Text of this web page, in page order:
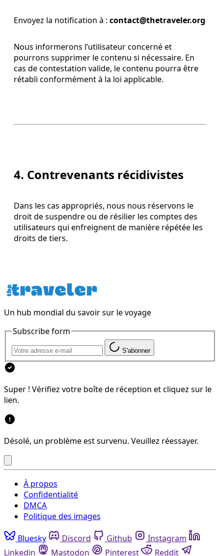
Envoyez la notification à : contact@thetraveler.org
Nous informerons l’utilisateur concerné et
pourrons supprimer le contenu si nécessaire. En
cas de contestation valide, le contenu pourra être
rétabli conformément à la loi applicable.
4. Contrevenants récidivistes
Dans les cas appropriés, nous nous réservons le
droit de suspendre ou de résilier les comptes des
utilisateurs qui enfreignent de manière répétée les
droits de tiers.
Un hub mondial du savoir sur le voyage
Subscribe form
S'abonner
Super ! Vérifiez votre boîte de réception et cliquez sur le
lien.
Désolé, un problème est survenu. Veuillez réessayer.
À propos
Confidentialité
DMCA
Politique des images
Bluesky Discord Github
Instagram
Linkedin
Mastodon Pinterest Reddit